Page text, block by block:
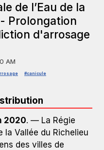
de l’Eau de la
Prolongation
d'arrosage
AM
#canicule
2020. — La Régie
la Vallée du Richelieu
des villes de